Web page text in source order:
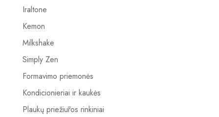
Iraltone
Kemon
Milkshake
Simply Zen
Formavimo priemonės
Kondicionieriai ir kaukės
Plaukų priežiūros rinkiniai